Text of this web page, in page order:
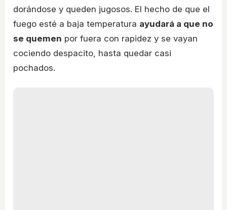
dorándose y queden jugosos. El hecho de que el
fuego esté a baja temperatura ayudará a que no
se quemen por fuera con rapidez y se vayan
cociendo despacito, hasta quedar casi
pochados.